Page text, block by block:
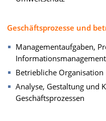
Geschäftsprozesse und
Managementaufgaben,
Informationsmanagement
Betriebliche Organisation
Analyse, Gestaltung und
Geschäftsprozessen